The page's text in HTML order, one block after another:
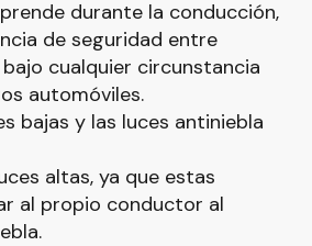
durante la conducción,
de seguridad entre
cualquier circunstancia
automóviles.
bajas y las luces antiniebla
altas, ya que estas
al propio conductor al